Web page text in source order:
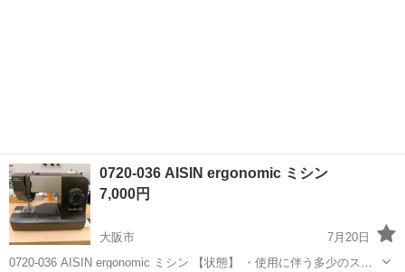
0720-036 AISIN ergonomic ミシン
7,000円
大阪市
7月20日
0720-036 AISIN ergonomic ミシン 【状態】 ・使用に伴う多少のス